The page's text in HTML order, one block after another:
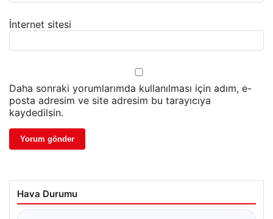
İnternet sitesi
Daha sonraki yorumlarımda kullanılması için adım, e-
posta adresim ve site adresim bu tarayıcıya
kaydedilsin.
Hava Durumu